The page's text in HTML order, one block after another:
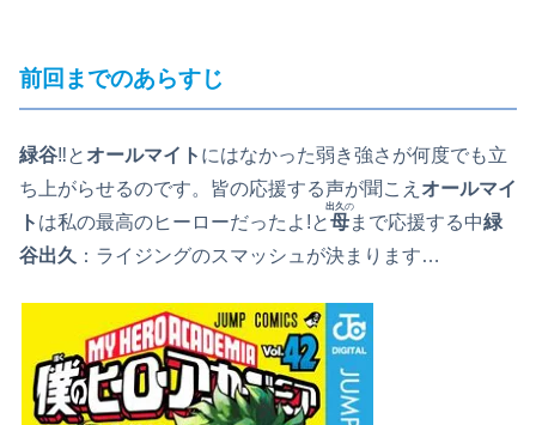
前回までのあらすじ
緑谷‼と オールマイト にはなかった弱き強さが何度でも立
ち上がらせるのです。皆の応援する声が聞こえ オールマイ
ト は私の最高のヒーローだったよ!と母
出久の
まで応援する中緑
谷出久 ：ライジングのスマッシュが決まります…